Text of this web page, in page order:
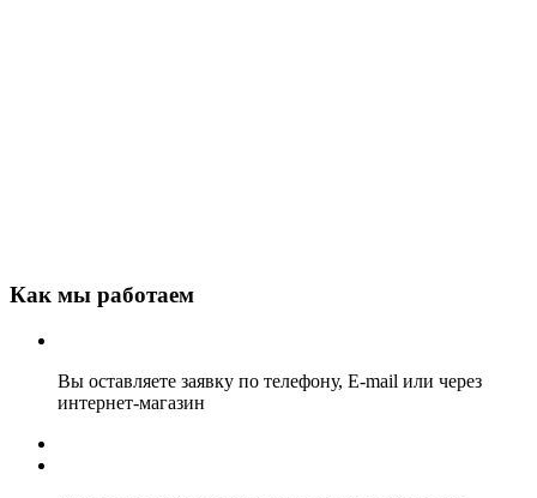
Как мы работаем
Вы оставляете заявку по телефону, E-mail или через
интернет-магазин